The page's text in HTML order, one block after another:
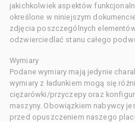
jakichkolwiek aspektów
określone w niniejszym
zdjęcia poszczególnych
odzwierciedlać stanu całego
Wymiary
Podane wymiary mają jedynie
wymiary z ładunkiem mogą się
ciężarówki/przyczepy oraz
maszyny. Obowiązkiem nabywcy
przed opuszczeniem naszego